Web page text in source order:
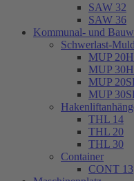
SAW 32
SAW 36
Kommunal- und
Schwerlast-
MUP
MUP
MUP
MUP
THL 14
THL 20
THL 30
Container
CONT 13